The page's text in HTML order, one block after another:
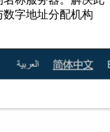
字地址分配机构